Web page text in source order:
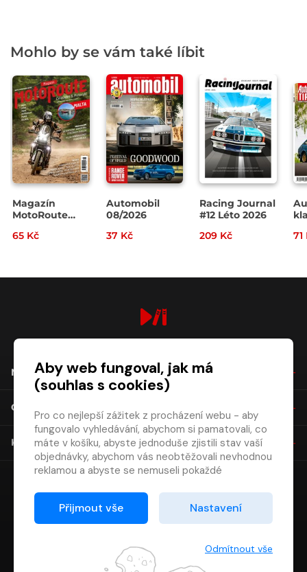
Mohlo by se vám také líbit
Magazín
MotoRoute
65 Kč
Automobil
08/2026
37 Kč
Racing Journal
#12 Léto 2026
209 Kč
71
NÁKUP
O SPOLEČNOSTI
KONTAKT
Aby web fungoval, jak má
(souhlas s cookies)
Pro co nejlepší zážitek z procházení webu - aby
fungovalo vyhledávání, abychom si pamatovali, co
máte v košíku, abyste jednoduše zjistili stav vaší
objednávky, abychom vás neobtěžovali nevhodnou
reklamou a abyste se nemuseli pokaždé
Proto od vás potřebujeme souhlas se
zpracováním souborů cookies
Děkujeme, že nám ho dáte a pomůžete nám tak
Přijmout vše Nastavení
Odmítnout vše